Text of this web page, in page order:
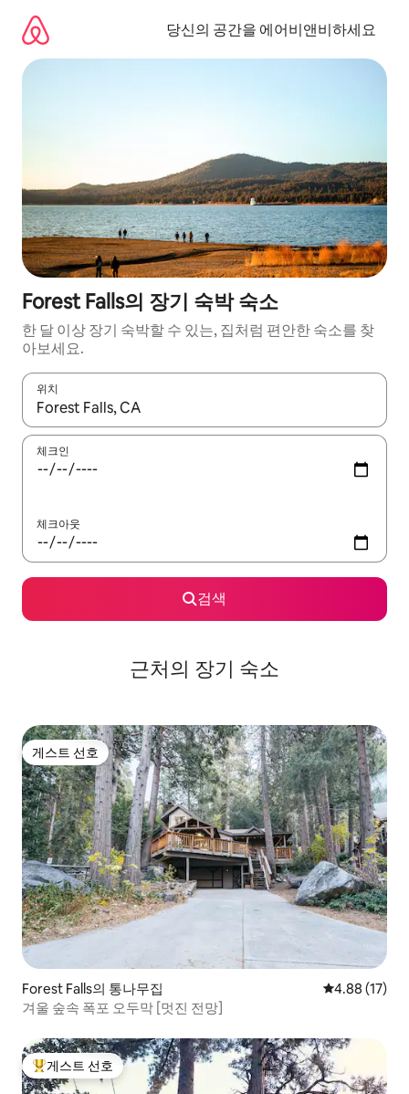
당신의 공간을 에어비앤비하세요
Forest Falls의 장기 숙박 숙소
한 달 이상 장기 숙박할 수 있는, 집처럼 편안한 숙소를 찾
아보세요.
위치
결과가 나오면 위·아래 화살표 키를 사용하거나 터치 또는 스와이
체크인
체크아웃
검색
근처의 장기 숙소
게스트 선호
게스트 선호
Forest Falls의 통나무집 평점 4.88점
4.88 (17)
겨울 숲속 폭포 오두막 [멋진 전망]
상위 게스트 선호
게스트 선호